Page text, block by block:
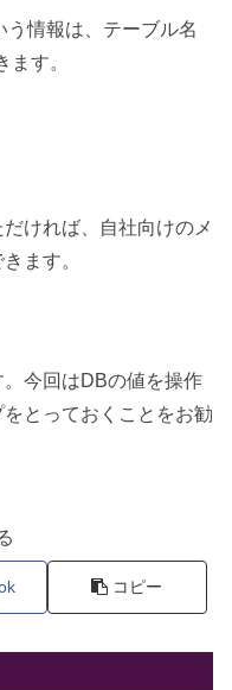
情報は、テーブル名
す。
ければ、自社向けのメ
ます。
今回はDBの値を操作
とっておくことをお勧
コピー